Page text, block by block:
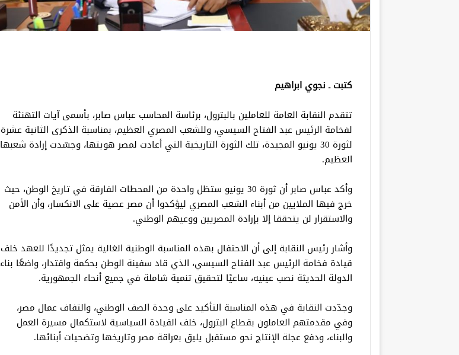
كتبت ـ نجوي ابراهيم
تتقدم النقابة العامة للعاملين بالبترول، برئاسة المحاسب عباس صابر، بأسمى آيات التهنئة
لفخامة الرئيس عبد الفتاح السيسي، وللشعب المصري العظيم، بمناسبة الذكرى الثانية عشرة
لثورة 30 يونيو المجيدة، تلك الثورة التاريخية التي أعادت لمصر هويتها، وجسّدت إرادة شعبها
العظيم.
وأكد عباس صابر أن ثورة 30 يونيو ستظل واحدة من المحطات الفارقة في تاريخ الوطن، حيث
خرج فيها الملايين من أبناء الشعب المصري ليؤكدوا أن مصر عصية على الانكسار، وأن الأمن
والاستقرار لن يتحققا إلا بإرادة المصريين ووعيهم الوطني.
وأشار رئيس النقابة إلى أن الاحتفال بهذه المناسبة الوطنية الغالية يمثل تجديدًا للعهد خلف
قيادة فخامة الرئيس عبد الفتاح السيسي، الذي قاد سفينة الوطن بحكمة واقتدار، واضعًا بناء
الدولة الحديثة نصب عينيه، ساعيًا لتحقيق تنمية شاملة في جميع أنحاء الجمهورية.
وجدّدت النقابة في هذه المناسبة التأكيد على وحدة الصف الوطني، والتفاف عمال مصر،
وفي مقدمتهم العاملون بقطاع البترول، خلف القيادة السياسية لاستكمال مسيرة العمل
والبناء، ودفع عجلة الإنتاج نحو مستقبل يليق بعراقة مصر وتاريخها وتضحيات أبنائها.